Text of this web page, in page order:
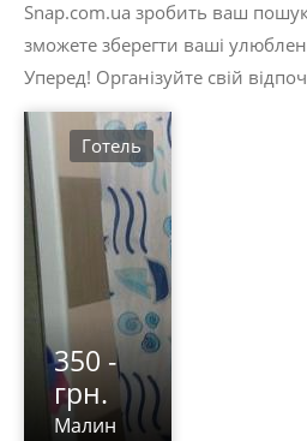
Snap.com.ua зробить ваш
зможете зберегти ваші
Уперед! Організуйте свій
350 -
грн.
Малин
Готель